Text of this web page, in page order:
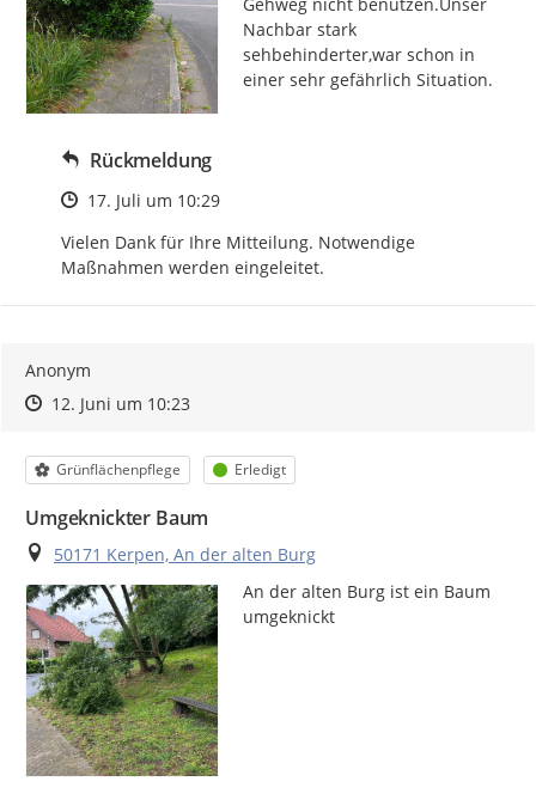
Nachbar stark
sehbehinderter,war schon in
einer sehr gefährlich Situation.
Rückmeldung
Zeitpunkt des Erstellens
17. Juli um 10:29
Vielen Dank für Ihre Mitteilung. Notwendige
Maßnahmen werden eingeleitet.
Anonym
Zeitpunkt des Erstellens
Zeitpunkt des Erstellens
12. Juni um 10:23Zur Äußerung
Kategorie
Grünflächenpflege Status
Erledigt
Umgeknickter Baum
Ort
50171 Kerpen, An der alten Burg
An der alten Burg ist ein Baum
umgeknickt